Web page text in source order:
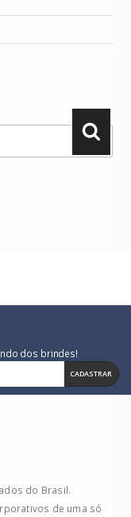
dos brindes!
CADASTRAR
do Brasil.
de uma só